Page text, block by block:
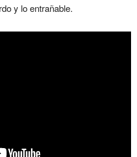
y lo entrañable.